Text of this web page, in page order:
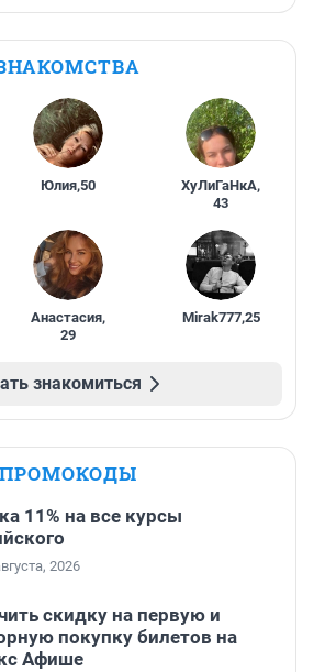
Юлия,50 ХуЛиГаНкА,
43
Анастасия,
29
Mirak777,25
знакомиться
ПРОМОКОДЫ
11% на все курсы
2026
скидку на первую и
покупку билетов на
Афише